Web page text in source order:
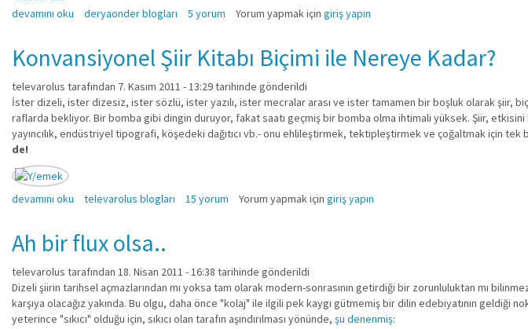
kişisel kindle deneyimleri hakkında
devamını oku deryaonder blogları 5 yorum Yorum yapmak için giriş yapın
Konvansiyonel Şiir Kitabı Biçimi ile Nereye Kadar?
televarolus tarafından 7. Kasım 2011 - 13:29 tarihinde gönderildi
İster dizeli, ister dizesiz, ister sözlü, ister yazılı, ister mecralar arası ve ister tamamen bir boşluk olarak şiir,
raflarda bekliyor. Bir bomba gibi dingin duruyor, fakat saatı geçmiş bir bomba olma ihtimali yüksek. Şiir,
yayıncılık, endüstriyel tipografi, köşedeki dağıtıcı vb.- onu ehlileştirmek, tektipleştirmek ve çoğaltmak için tek
de!
Konvansiyonel Şiir Kitabı Biçimi ile Nereye Kadar? hakkında
devamını oku televarolus blogları 15 yorum Yorum yapmak için giriş yapın
Ah bir flux olsa..
televarolus tarafından 18. Nisan 2011 - 16:38 tarihinde gönderildi
Dizeli şiirin tarihsel açmazlarından mı yoksa tam olarak modern-sonrasının getirdiği bir zorunluluktan mı
karşıya olacağız yakında. Bu olgu, daha önce "kolaj" ile ilgili pek kaygı gütmemiş bir dilin edebiyatının geldiği
yeterince "sıkıcı" olduğu için, sıkıcı olan tarafın aşındırılması yönünde, şu denenmiş: